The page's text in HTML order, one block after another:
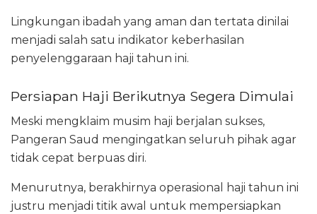
Lingkungan ibadah yang aman dan tertata dinilai
menjadi salah satu indikator keberhasilan
penyelenggaraan haji tahun ini.
Persiapan Haji Berikutnya Segera Dimulai
Meski mengklaim musim haji berjalan sukses,
Pangeran Saud mengingatkan seluruh pihak agar
tidak cepat berpuas diri.
Menurutnya, berakhirnya operasional haji tahun ini
justru menjadi titik awal untuk mempersiapkan